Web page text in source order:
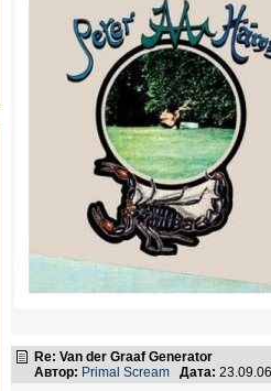
Re: Van der Graaf Generator
Автор: Primal Scream Дата: